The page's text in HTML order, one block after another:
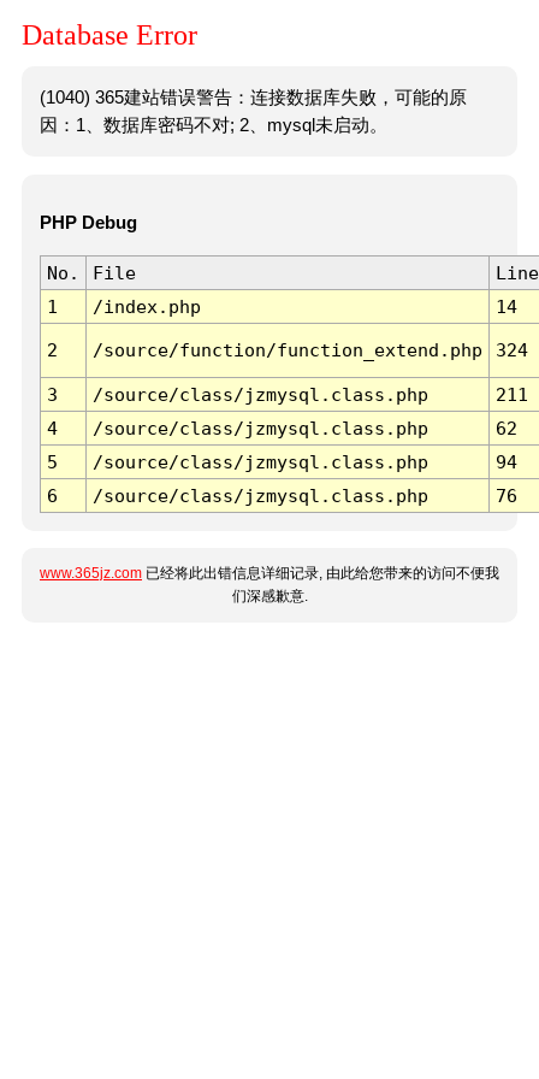
Database Error
(1040) 365建站错误警告：连接数据库失败，可能的原
因：1、数据库密码不对; 2、mysql未启动。
PHP Debug
No. File
Line
1
/index.php 14
2 /source/function/function_extend.php 324
3 /source/class/jzmysql.class.php
211
4
/source/class/jzmysql.class.php
62
5
/source/class/jzmysql.class.php
94
6
/source/class/jzmysql.class.php 76
www.365jz.com 已经将此出错信息详细记录, 由此给您带来的访问不便我
们深感歉意.